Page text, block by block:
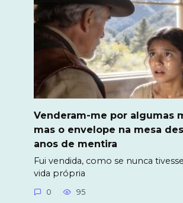
Venderam-me por algumas
mas o envelope na mesa
anos de mentira
Fui vendida, como se nunca
vida própria
0 95